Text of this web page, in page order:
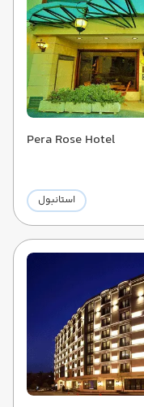
Pera Rose Hotel
استانبول